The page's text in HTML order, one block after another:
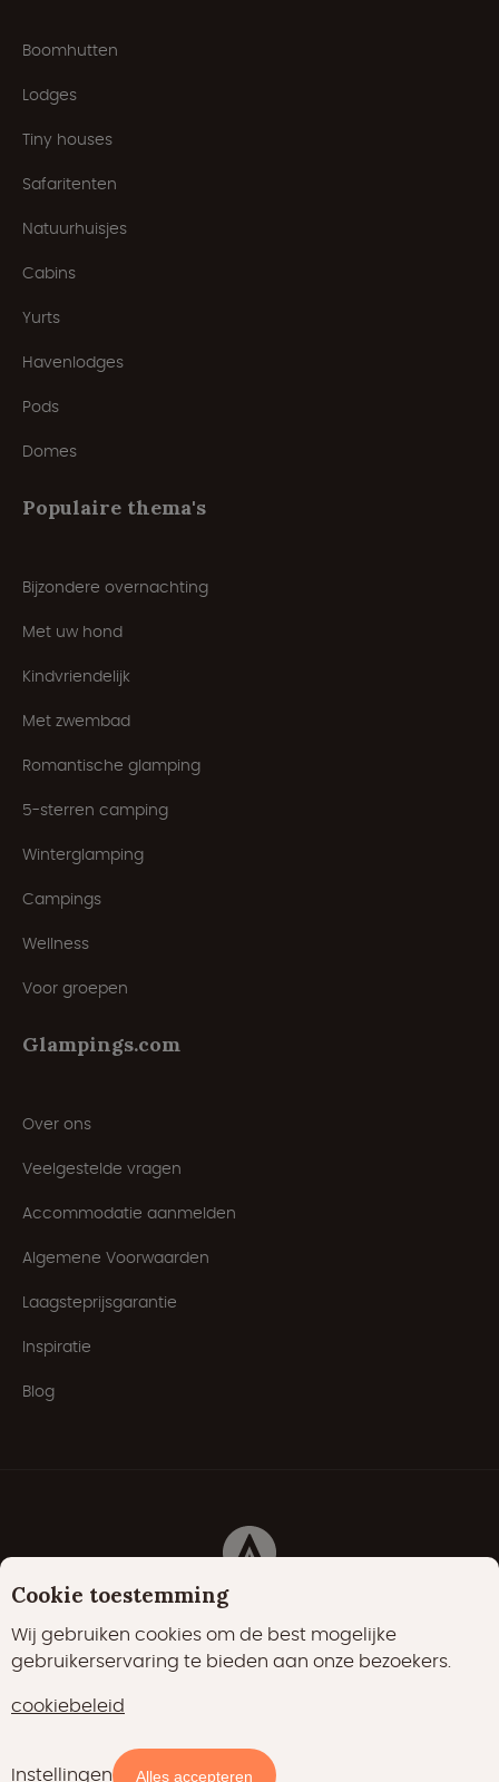
Beschikbaarheid en prijzen
Boomhutten
Lodges
Tiny houses
Safaritenten
Natuurhuisjes
Cabins
Yurts
Havenlodges
Pods
Domes
Populaire thema's
Bijzondere overnachting
Met uw hond
Kindvriendelijk
Met zwembad
Romantische glamping
5-sterren camping
Winterglamping
Campings
Wellness
Voor groepen
Glampings.com
Over ons
Veelgestelde vragen
Accommodatie aanmelden
Algemene Voorwaarden
Laagsteprijsgarantie
Inspiratie
Blog
22000 vind-ik-leuks
Cookie toestemming
Wij gebruiken cookies om de best mogelijke
gebruikerservaring te bieden aan onze bezoekers.
cookiebeleid
Instellingen Alles accepteren